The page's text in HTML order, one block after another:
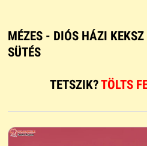
MÉZES - DIÓS HÁZI KEKSZ
SÜTÉS
TETSZIK?TÖLTS